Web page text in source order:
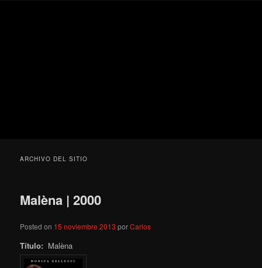
ARCHIVO DEL SITIO
Malèna | 2000
Posted on 15 noviembre 2013 porCarlos
Título: Malèna